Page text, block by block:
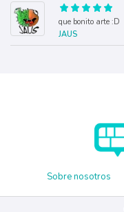
que bonito arte :D
JAUS
Sobre nosotros